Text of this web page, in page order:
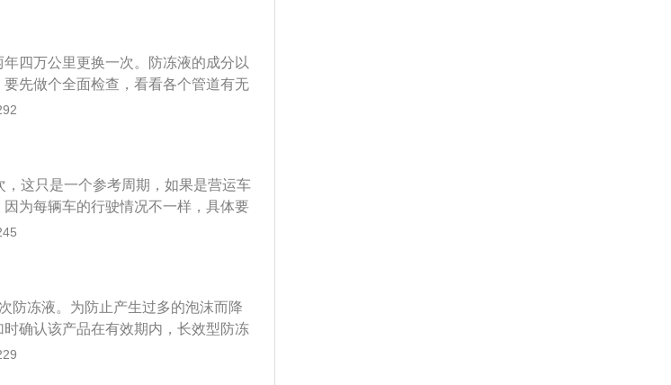
5年，甚至更久，原车防冻液8年没
变色，是可以继续使用的。如果出现
化学成分可能已经失效，就不能使
四万公里更换一次。防冻液的成分以
先做个全面检查，看看各个管道有无
通管因为有五个连接各个部位的接口
发动机冷却系统进行清洗。汽车防冻
国内外百分之95以上使用乙二醇的水
特点是防冻，而水不能防冻。其次乙
度变化小，热稳定性好。
这只是一个参考周期，如果是营运车
为每辆车的行驶情况不一样，具体要
的使用情况，如果发现防冻液不足，
之前，要先做个全面检查，看看各个
是要检查五通水管，五通管因为有五
在流经五通管后，被分配到汽车不同
液的现象，就应该根据情况更换水管
用清水清洗液体通道。将清水加入防
防冻液。为防止产生过多的泡沫而降
确认该产品在有效期内，长效型防冻
悬浮物，沉淀物或变质、变色应及时